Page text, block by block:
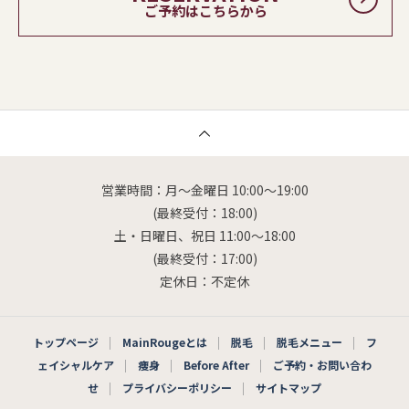
ご予約はこちらから
営業時間：月～金曜日 10:00～19:00
(最終受付：18:00)
土・日曜日、祝日 11:00～18:00
(最終受付：17:00)
定休日：不定休
トップページ MainRougeとは 脱毛 脱毛メニュー
フ
ェイシャルケア
痩身 Before After
ご予約・お問い合わ
せ
プライバシーポリシー サイトマップ